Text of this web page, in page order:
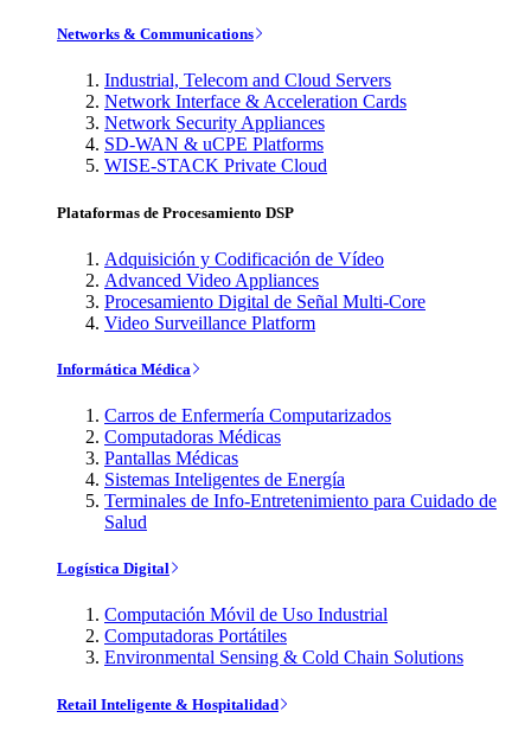
Networks & Communications
Industrial, Telecom and Cloud Servers
Network Interface & Acceleration Cards
Network Security Appliances
SD-WAN & uCPE Platforms
WISE-STACK Private Cloud
Plataformas de Procesamiento DSP
Adquisición y Codificación de Vídeo
Advanced Video Appliances
Procesamiento Digital de Señal Multi-Core
Video Surveillance Platform
Informática Médica
Carros de Enfermería Computarizados
Computadoras Médicas
Pantallas Médicas
Sistemas Inteligentes de Energía
Terminales de Info-Entretenimiento para Cuidado de
Salud
Logística Digital
Computación Móvil de Uso Industrial
Computadoras Portátiles
Environmental Sensing & Cold Chain Solutions
Retail Inteligente & Hospitalidad